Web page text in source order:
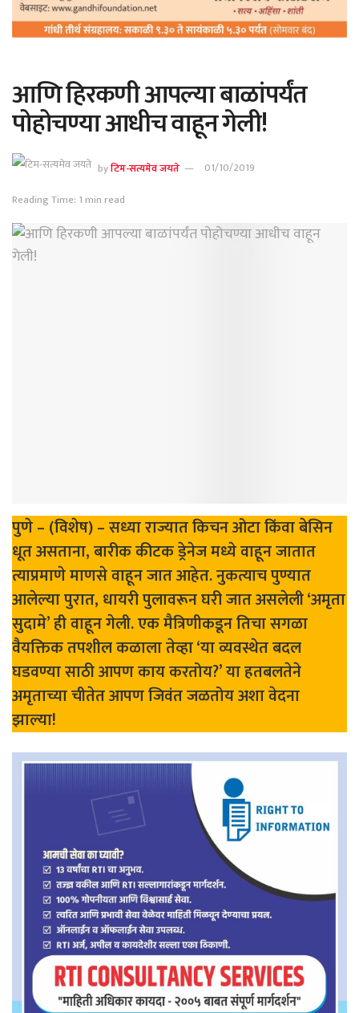
आणि हिरकणी आपल्या बाळांपर्यंत
पोहोचण्या आधीच वाहून गेली!
byटिम-सत्यमेव जयते
01/10/2019
Reading Time: 1 min read
पुणे – (विशेष) – सध्या राज्यात किचन ओटा किंवा बेसिन
धूत असताना, बारीक कीटक ड्रेनेज मध्ये वाहून जातात
त्याप्रमाणे माणसे वाहून जात आहेत. नुकत्याच पुण्यात
आलेल्या पुरात, धायरी पुलावरून घरी जात असलेली ‘अमृता
सुदामे’ ही वाहून गेली. एक मैत्रिणीकडून तिचा सगळा
वैयक्तिक तपशील कळाला तेव्हा ‘या व्यवस्थेत बदल
घडवण्या साठी आपण काय करतोय?’ या हतबलतेने
अमृताच्या चीतेत आपण जिवंत जळतोय अशा वेदना
झाल्या!